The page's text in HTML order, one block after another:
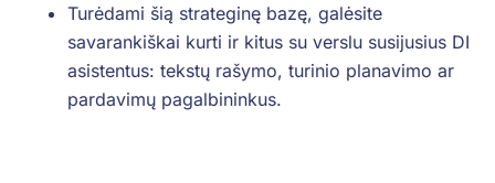
Turėdami šią strateginę bazę, galėsite
savarankiškai kurti ir kitus su verslu susijusius DI
asistentus: tekstų rašymo, turinio planavimo ar
pardavimų pagalbininkus.